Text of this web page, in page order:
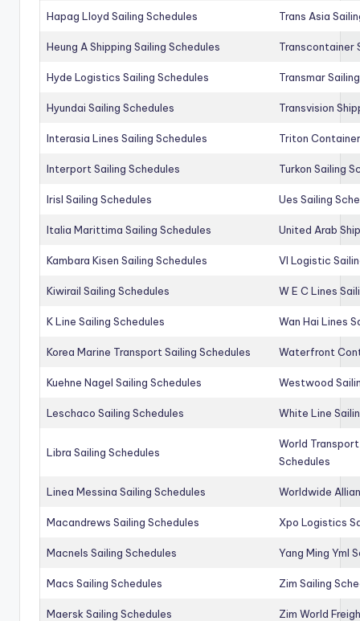
Hapag Lloyd Sailing Schedules Trans Asia
Heung A Shipping Sailing Schedules Transcontainer
Hyde Logistics Sailing Schedules Transmar
Hyundai Sailing Schedules Transvision
Interasia Lines Sailing Schedules Triton
Interport Sailing Schedules Turkon Sailing
Irisl Sailing Schedules Ues Sailing
Italia Marittima Sailing Schedules United Arab
Kambara Kisen Sailing Schedules Vl Logistic
Kiwirail Sailing Schedules W E C Lines
K Line Sailing Schedules Wan Hai Lines
Korea Marine Transport Sailing Schedules Waterfront
Kuehne Nagel Sailing Schedules Westwood
Leschaco Sailing Schedules White Line
Libra Sailing Schedules
World
Schedules
Linea Messina Sailing Schedules Worldwide
Macandrews Sailing Schedules Xpo Logistics
Macnels Sailing Schedules Yang Ming Yml
Macs Sailing Schedules Zim Sailing
Maersk Sailing Schedules Zim World